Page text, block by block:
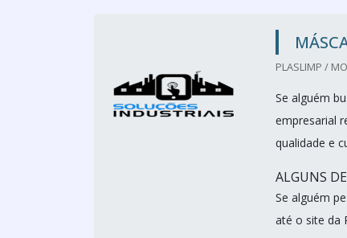
PLASLIMP /
Se alguém
empresarial
qualidade e
ALGUNS
Se alguém
até o site da